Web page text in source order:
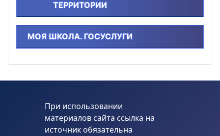
ТЕРРИТОРИИ
МОЯ ШКОЛА. ГОСУСЛУГИ
При использовании
материалов сайта ссылка на
источник обязательна